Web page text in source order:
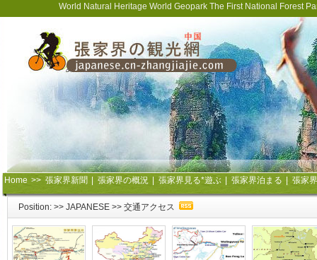
World Natural Heritage World Geopark The First National
Home >> 張家界新聞 張家界の概況 張家界見る*遊ぶ 張家界泊まる 張家
Position: >> JAPANESE >> 交通アクセス